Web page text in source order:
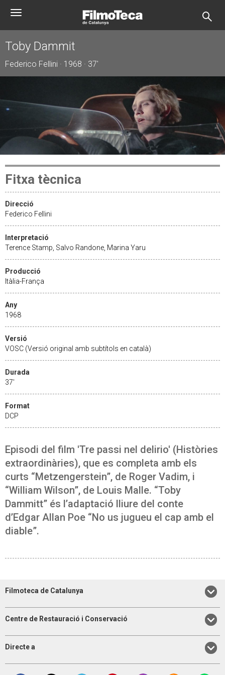
Toggle
Toby Dammit
Federico Fellini · 1968 · 37'
Fitxa tècnica
Direcció
Federico Fellini
Interpretació
Terence Stamp, Salvo Randone, Marina Yaru
Producció
Itàlia-França
Any
1968
Versió
VOSC (Versió original amb subtítols en català)
Durada
37'
Format
DCP
Episodi del film 'Tre passi nel delirio' (Històries
extraordinàries), que es completa amb els
curts “Metzengerstein”, de Roger Vadim, i
“William Wilson”, de Louis Malle. “Toby
Dammitt” és l’adaptació lliure del conte
d’Edgar Allan Poe “No us jugueu el cap amb el
diable”.
Filmoteca de Catalunya
Centre de Restauració i Conservació
Directe a